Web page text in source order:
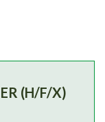
(H/F/X)